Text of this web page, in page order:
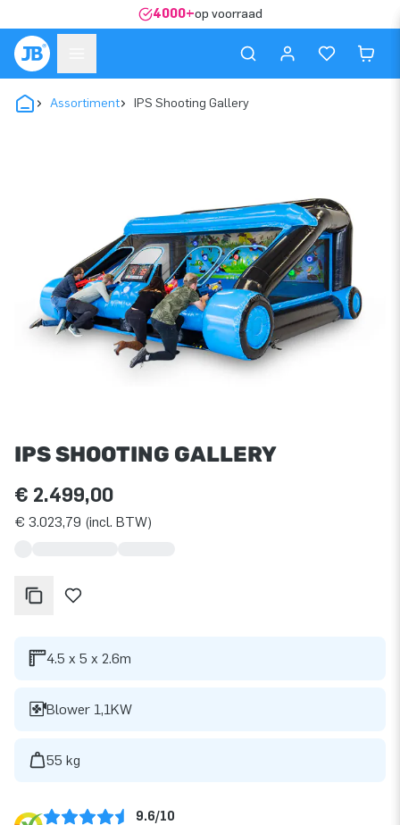
4000+op voorraad
Assortiment IPS Shooting Gallery
IPS SHOOTING GALLERY
€ 2.499,00
€ 3.023,79 (incl. BTW)
4.5 x 5 x 2.6m
Blower 1,1KW
55 kg
9.6/10